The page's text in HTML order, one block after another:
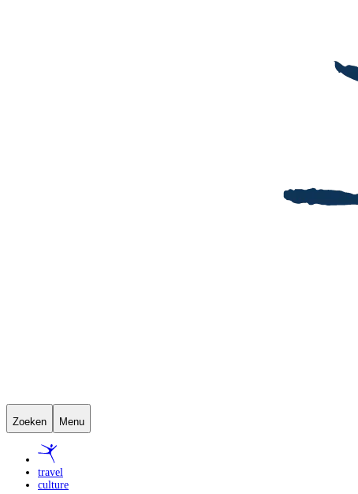
Zoeken Menu
travel
culture